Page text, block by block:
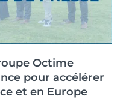
Octime
pour accélérer
et en Europe